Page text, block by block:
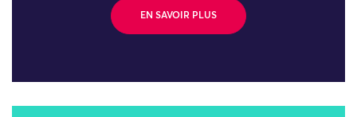
EN SAVOIR PLUS